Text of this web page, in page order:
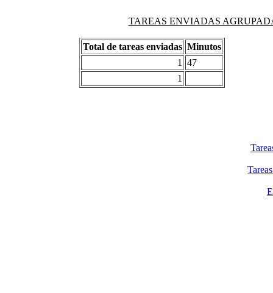
TAREAS ENVIADAS
Total de tareas enviadas Minutos
1
47
1